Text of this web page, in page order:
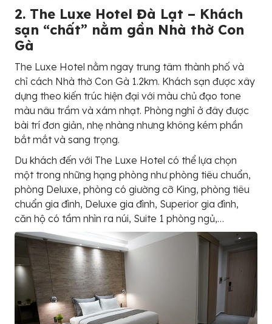
2. The Luxe Hotel Đà Lạt – Khách
sạn “chất” nằm gần Nhà thờ Con
Gà
The Luxe Hotel nằm ngay trung tâm thành phố và
chỉ cách Nhà thờ Con Gà 1.2km. Khách sạn được xây
dựng theo kiến trúc hiện đại với màu chủ đạo tone
màu nâu trầm và xám nhạt. Phòng nghỉ ở đây được
bài trí đơn giản, nhẹ nhàng nhưng không kém phần
bắt mắt và sang trọng.
Du khách đến với The Luxe Hotel có thể lựa chọn
một trong những hạng phòng như phòng tiêu chuẩn,
phòng Deluxe, phòng có giường cỡ King, phòng tiêu
chuẩn gia đình, Deluxe gia đình, Superior gia đình,
căn hộ có tầm nhìn ra núi, Suite 1 phòng ngủ,…